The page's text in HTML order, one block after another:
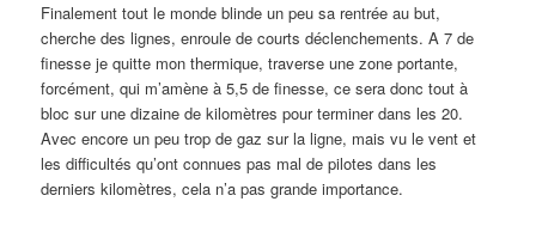
Finalement tout le monde blinde un peu sa rentrée au but,
cherche des lignes, enroule de courts déclenchements. A 7 de
finesse je quitte mon thermique, traverse une zone portante,
forcément, qui m’amène à 5,5 de finesse, ce sera donc tout à
bloc sur une dizaine de kilomètres pour terminer dans les 20.
Avec encore un peu trop de gaz sur la ligne, mais vu le vent et
les difficultés qu’ont connues pas mal de pilotes dans les
derniers kilomètres, cela n’a pas grande importance.